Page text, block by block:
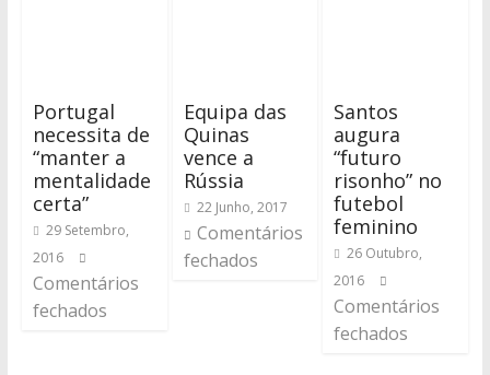
Portugal
necessita de
“manter a
mentalidade
certa”
29 Setembro,
2016
Comentários
fechados
Equipa das
Quinas
vence a
Rússia
22 Junho, 2017
Comentários
fechados
Santos
augura
“futuro
risonho” no
futebol
feminino
26 Outubro,
2016
Comentários
fechados